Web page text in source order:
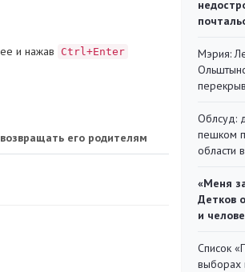
и нажав Ctrl+Enter
его родителям
Мэрия:
Облсуд:
пешком
области
«Меня
Детков
и
Список
выборах